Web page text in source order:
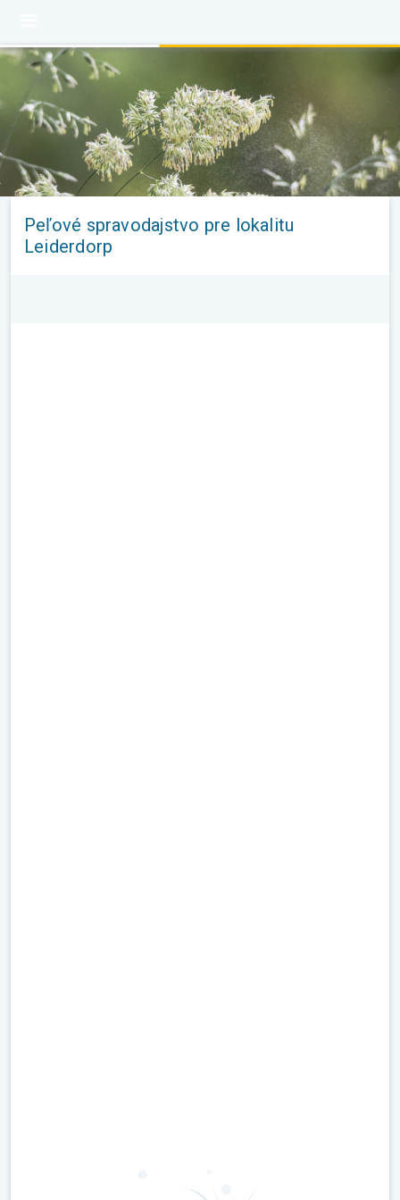
Peľové spravodajstvo pre lokalitu
Leiderdorp